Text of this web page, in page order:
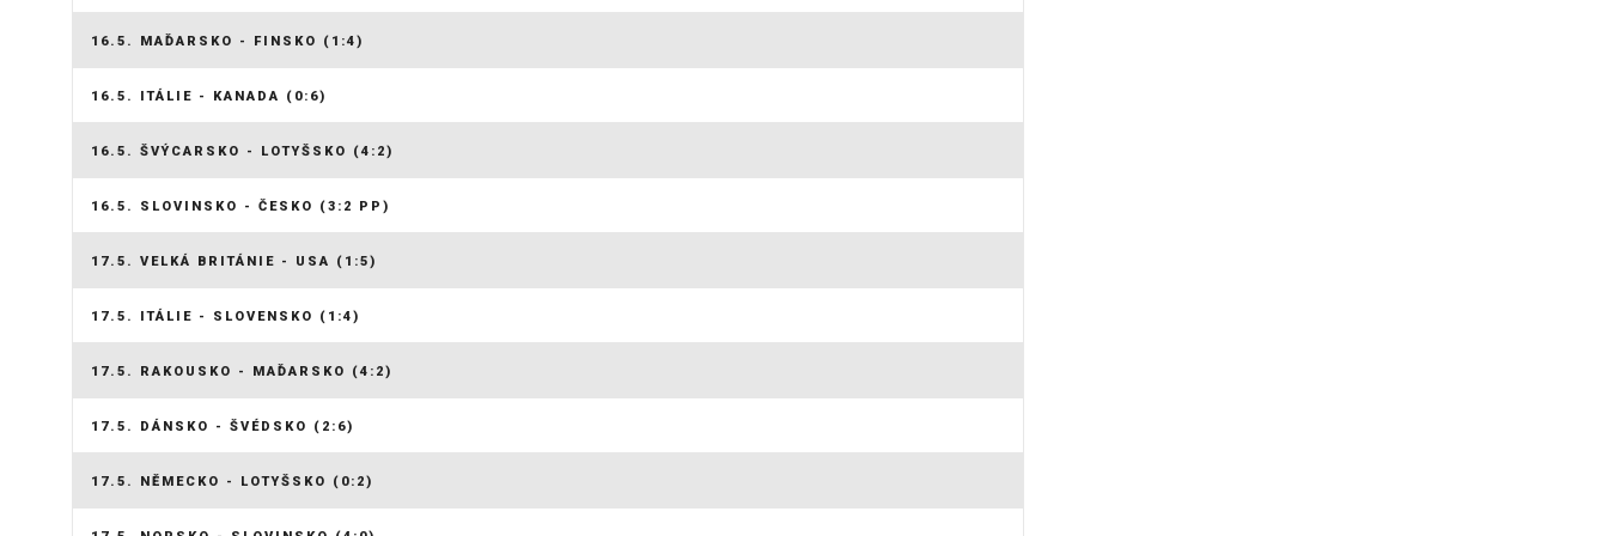
16.5. MAĎARSKO - FINSKO (1:4)
16.5. ITÁLIE - KANADA (0:6)
16.5. ŠVÝCARSKO - LOTYŠSKO (4:2)
16.5. SLOVINSKO - ČESKO (3:2 PP)
17.5. VELKÁ BRITÁNIE - USA (1:5)
17.5. ITÁLIE - SLOVENSKO (1:4)
17.5. RAKOUSKO - MAĎARSKO (4:2)
17.5. DÁNSKO - ŠVÉDSKO (2:6)
17.5. NĚMECKO - LOTYŠSKO (0:2)